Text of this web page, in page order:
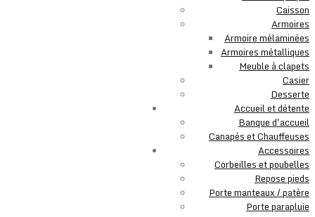
Caisson
Armoires
Armoire mélaminées
Armoires métalliques
Meuble à clapets
Casier
Desserte
Accueil et détente
Banque d'accueil
Canapés et Chauffeuses
Accessoires
Corbeilles et poubelles
Repose pieds
Porte manteaux / patère
Porte parapluie